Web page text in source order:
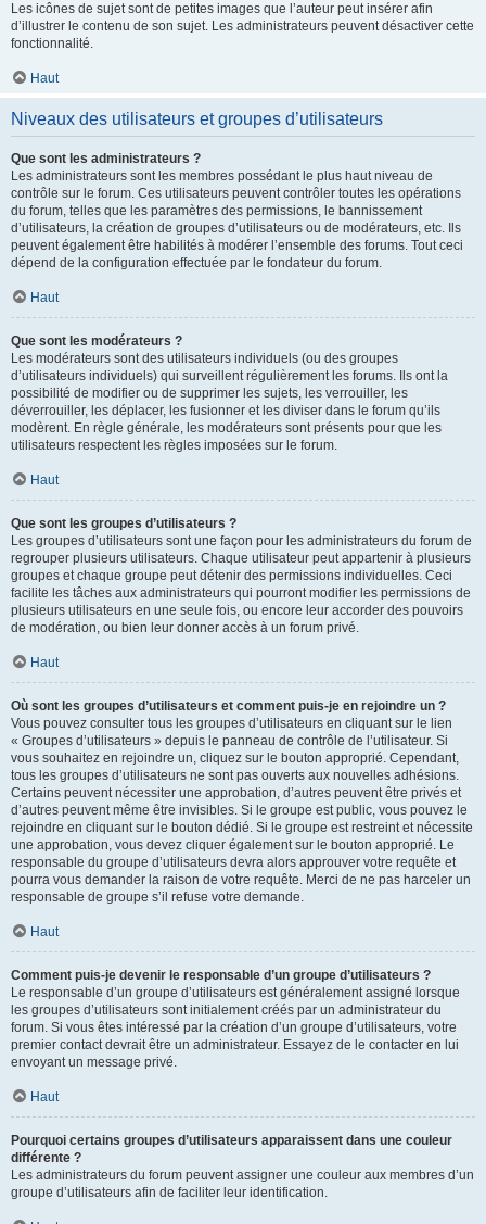
Les icônes de sujet sont de petites images que l’auteur peut insérer afin
d’illustrer le contenu de son sujet. Les administrateurs peuvent désactiver cette
fonctionnalité.
Haut
Niveaux des utilisateurs et groupes d’utilisateurs
Que sont les administrateurs ?
Les administrateurs sont les membres possédant le plus haut niveau de
contrôle sur le forum. Ces utilisateurs peuvent contrôler toutes les opérations
du forum, telles que les paramètres des permissions, le bannissement
d’utilisateurs, la création de groupes d’utilisateurs ou de modérateurs, etc. Ils
peuvent également être habilités à modérer l’ensemble des forums. Tout ceci
dépend de la configuration effectuée par le fondateur du forum.
Haut
Que sont les modérateurs ?
Les modérateurs sont des utilisateurs individuels (ou des groupes
d’utilisateurs individuels) qui surveillent régulièrement les forums. Ils ont la
possibilité de modifier ou de supprimer les sujets, les verrouiller, les
déverrouiller, les déplacer, les fusionner et les diviser dans le forum qu’ils
modèrent. En règle générale, les modérateurs sont présents pour que les
utilisateurs respectent les règles imposées sur le forum.
Haut
Que sont les groupes d’utilisateurs ?
Les groupes d’utilisateurs sont une façon pour les administrateurs du forum de
regrouper plusieurs utilisateurs. Chaque utilisateur peut appartenir à plusieurs
groupes et chaque groupe peut détenir des permissions individuelles. Ceci
facilite les tâches aux administrateurs qui pourront modifier les permissions de
plusieurs utilisateurs en une seule fois, ou encore leur accorder des pouvoirs
de modération, ou bien leur donner accès à un forum privé.
Haut
Où sont les groupes d’utilisateurs et comment puis-je en rejoindre un ?
Vous pouvez consulter tous les groupes d’utilisateurs en cliquant sur le lien
« Groupes d’utilisateurs » depuis le panneau de contrôle de l’utilisateur. Si
vous souhaitez en rejoindre un, cliquez sur le bouton approprié. Cependant,
tous les groupes d’utilisateurs ne sont pas ouverts aux nouvelles adhésions.
Certains peuvent nécessiter une approbation, d’autres peuvent être privés et
d’autres peuvent même être invisibles. Si le groupe est public, vous pouvez le
rejoindre en cliquant sur le bouton dédié. Si le groupe est restreint et nécessite
une approbation, vous devez cliquer également sur le bouton approprié. Le
responsable du groupe d’utilisateurs devra alors approuver votre requête et
pourra vous demander la raison de votre requête. Merci de ne pas harceler un
responsable de groupe s’il refuse votre demande.
Haut
Comment puis-je devenir le responsable d’un groupe d’utilisateurs ?
Le responsable d’un groupe d’utilisateurs est généralement assigné lorsque
les groupes d’utilisateurs sont initialement créés par un administrateur du
forum. Si vous êtes intéressé par la création d’un groupe d’utilisateurs, votre
premier contact devrait être un administrateur. Essayez de le contacter en lui
envoyant un message privé.
Haut
Pourquoi certains groupes d’utilisateurs apparaissent dans une couleur
différente ?
Les administrateurs du forum peuvent assigner une couleur aux membres d’un
groupe d’utilisateurs afin de faciliter leur identification.